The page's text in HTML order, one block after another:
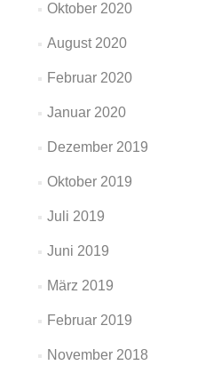
Oktober 2020
August 2020
Februar 2020
Januar 2020
Dezember 2019
Oktober 2019
Juli 2019
Juni 2019
März 2019
Februar 2019
November 2018